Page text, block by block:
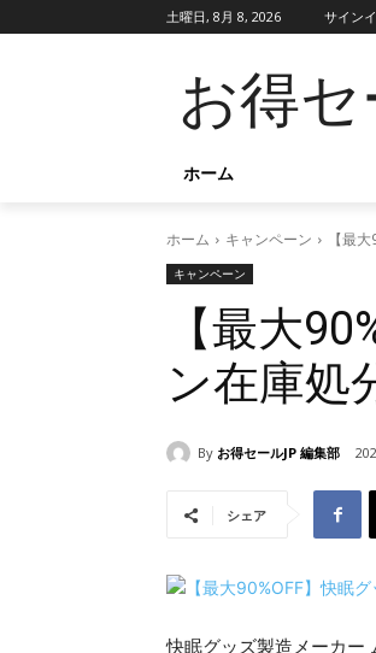
土曜日, 8月 8, 2026 サイン
お得セ
ホーム
ホーム キャンペーン 【最
キャンペーン
【最大
ン在庫処
By お得セールJP 編集部
シェア
快眠グッズ製造メーカー